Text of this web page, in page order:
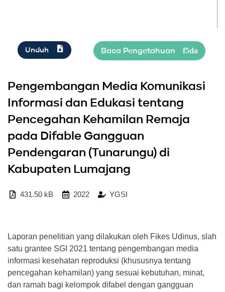
Unduh
Pengembangan Media Komunikasi
Informasi dan Edukasi tentang
Pencegahan Kehamilan Remaja
pada Difable Gangguan
Pendengaran (Tunarungu) di
Kabupaten Lumajang
431.50 kB 2022 YGSI
Laporan penelitian yang dilakukan oleh Fikes Udinus, slah
satu grantee SGI 2021 tentang pengembangan media
informasi kesehatan reproduksi (khususnya tentang
pencegahan kehamilan) yang sesuai kebutuhan, minat,
dan ramah bagi kelompok difabel dengan gangguan